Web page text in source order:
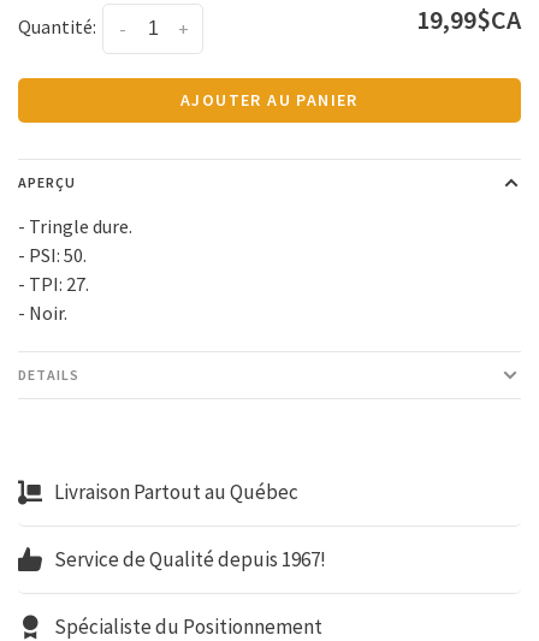
Quantité: +
- 19,99$CA
AJOUTER AU PANIER
APERÇU
- Tringle dure.
- PSI: 50.
- TPI: 27.
- Noir.
DETAILS
Livraison Partout au Québec
Service de Qualité depuis 1967!
Spécialiste du Positionnement